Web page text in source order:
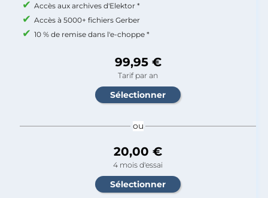
Accès aux archives d'Elektor *
Accès à 5000+ fichiers Gerber
10 % de remise dans l'e-choppe *
99,95 €
Tarif par an
ou
20,00 €
4 mois d'essai